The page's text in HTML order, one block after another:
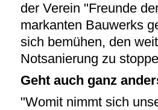
der Verein "Freunde
markanten Bauwerks
sich bemühen, den
Notsanierung zu
Geht auch ganz
"Womit nimmt sich